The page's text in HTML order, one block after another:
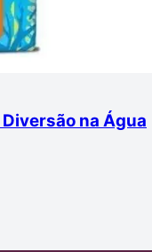
na Água